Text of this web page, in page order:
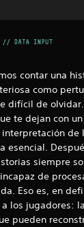
contar una
como
difícil de
te dejan con
de
esencial.
siempre
de
Eso es, en
los jugadores:
pueden